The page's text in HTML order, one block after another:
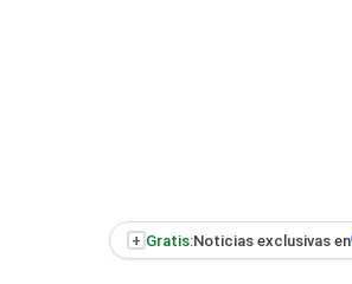
+ Gratis:Noticias exclusivas en